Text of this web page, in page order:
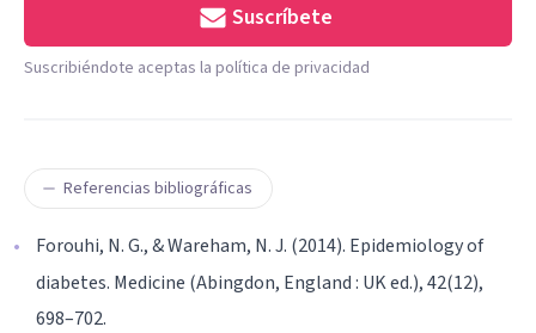
Suscríbete
Suscribiéndote aceptas la política de privacidad
Referencias bibliográficas
Forouhi, N. G., & Wareham, N. J. (2014). Epidemiology of
diabetes. Medicine (Abingdon, England : UK ed.), 42(12),
698–702.